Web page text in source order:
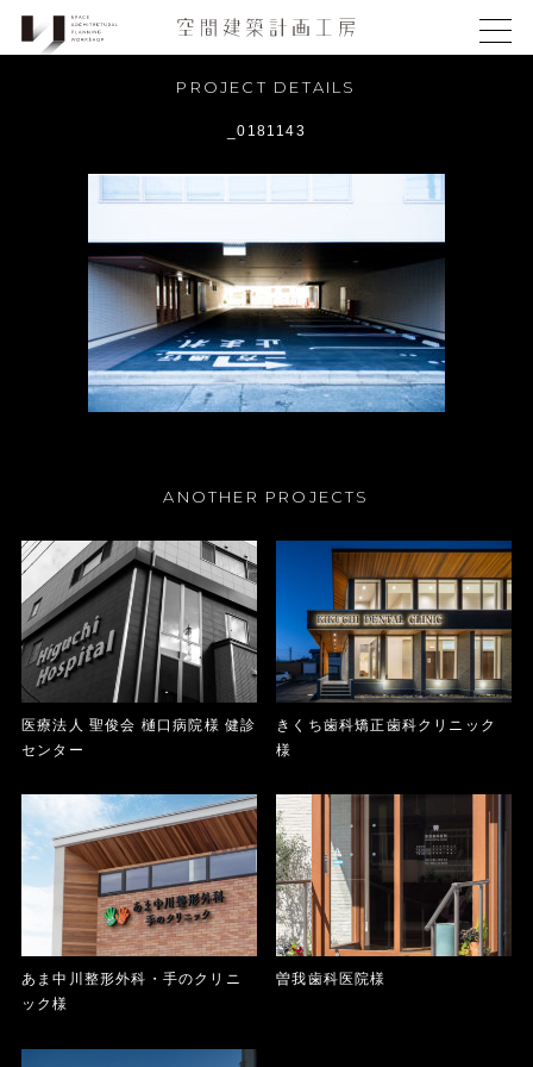
PROJECT DETAILS
_0181143
ANOTHER PROJECTS
医療法人 聖俊会 樋口病院様 健診
センター
きくち歯科矯正歯科クリニック
様
あま中川整形外科・手のクリニ
ック様
曽我歯科医院様